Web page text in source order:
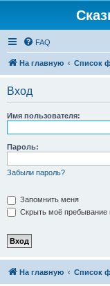
FAQ
На главную Список
Вход
Имя пользователя:
Пароль:
Забыли пароль?
Запомнить меня
Скрыть моё пребывание
На главную Список